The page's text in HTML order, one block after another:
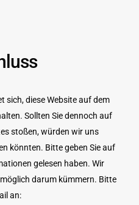
sich, diese Website auf dem
Sollten Sie dennoch auf
stoßen, würden wir uns
könnten. Bitte geben Sie auf
gelesen haben. Wir
darum kümmern. Bitte
an: